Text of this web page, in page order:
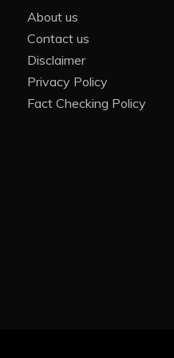
About us
Contact us
Disclaimer
Privacy Policy
Fact Checking Policy